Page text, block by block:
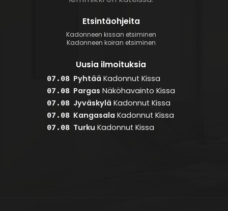
Etsintäohjeita
Kadonneen kissan etsiminen
Kadonneen koiran etsiminen
Uusia ilmoituksia
07.08 Pyhtää Kadonnut Kissa
07.08 Pargas Näköhavainto Kissa
07.08 Jyväskylä Kadonnut Kissa
07.08 Kangasala Kadonnut Kissa
07.08 Turku Kadonnut Kissa